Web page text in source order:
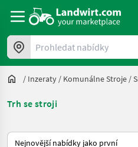
Prohledat nabídky
/ Inzeraty / Komunálne Stroje /
Trh se stroji
Takto se řadí nabídky na